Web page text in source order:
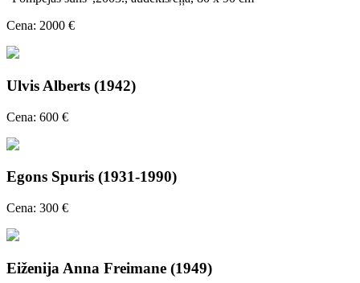
Cena: 2000 €
Ulvis Alberts (1942)
Cena: 600 €
Egons Spuris (1931-1990)
Cena: 300 €
Eiženija Anna Freimane (1949)